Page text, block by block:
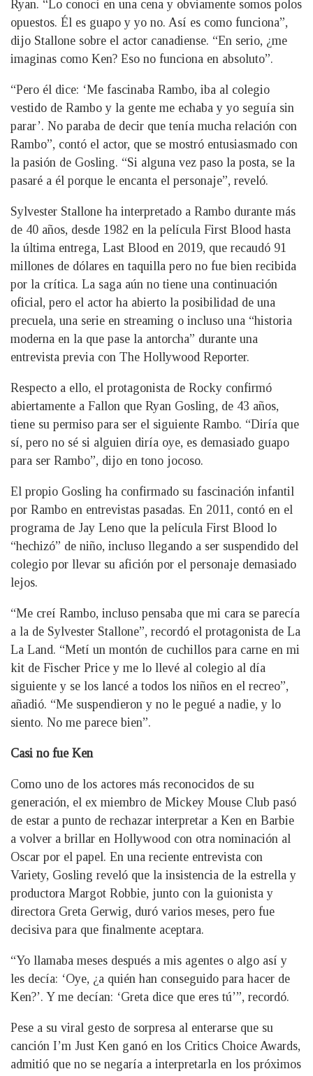
Ryan. “Lo conocí en una cena y obviamente somos polos
opuestos. Él es guapo y yo no. Así es como funciona”,
dijo Stallone sobre el actor canadiense. “En serio, ¿me
imaginas como Ken? Eso no funciona en absoluto”.
“Pero él dice: ‘Me fascinaba Rambo, iba al colegio
vestido de Rambo y la gente me echaba y yo seguía sin
parar’. No paraba de decir que tenía mucha relación con
Rambo”, contó el actor, que se mostró entusiasmado con
la pasión de Gosling. “Si alguna vez paso la posta, se la
pasaré a él porque le encanta el personaje”, reveló.
Sylvester Stallone ha interpretado a Rambo durante más
de 40 años, desde 1982 en la película First Blood hasta
la última entrega, Last Blood en 2019, que recaudó 91
millones de dólares en taquilla pero no fue bien recibida
por la crítica. La saga aún no tiene una continuación
oficial, pero el actor ha abierto la posibilidad de una
precuela, una serie en streaming o incluso una “historia
moderna en la que pase la antorcha” durante una
entrevista previa con The Hollywood Reporter.
Respecto a ello, el protagonista de Rocky confirmó
abiertamente a Fallon que Ryan Gosling, de 43 años,
tiene su permiso para ser el siguiente Rambo. “Diría que
sí, pero no sé si alguien diría oye, es demasiado guapo
para ser Rambo”, dijo en tono jocoso.
El propio Gosling ha confirmado su fascinación infantil
por Rambo en entrevistas pasadas. En 2011, contó en el
programa de Jay Leno que la película First Blood lo
“hechizó” de niño, incluso llegando a ser suspendido del
colegio por llevar su afición por el personaje demasiado
lejos.
“Me creí Rambo, incluso pensaba que mi cara se parecía
a la de Sylvester Stallone”, recordó el protagonista de La
La Land. “Metí un montón de cuchillos para carne en mi
kit de Fischer Price y me lo llevé al colegio al día
siguiente y se los lancé a todos los niños en el recreo”,
añadió. “Me suspendieron y no le pegué a nadie, y lo
siento. No me parece bien”.
Casi no fue Ken
Como uno de los actores más reconocidos de su
generación, el ex miembro de Mickey Mouse Club pasó
de estar a punto de rechazar interpretar a Ken en Barbie
a volver a brillar en Hollywood con otra nominación al
Oscar por el papel. En una reciente entrevista con
Variety, Gosling reveló que la insistencia de la estrella y
productora Margot Robbie, junto con la guionista y
directora Greta Gerwig, duró varios meses, pero fue
decisiva para que finalmente aceptara.
“Yo llamaba meses después a mis agentes o algo así y
les decía: ‘Oye, ¿a quién han conseguido para hacer de
Ken?’. Y me decían: ‘Greta dice que eres tú’”, recordó.
Pese a su viral gesto de sorpresa al enterarse que su
canción I’m Just Ken ganó en los Critics Choice Awards,
admitió que no se negaría a interpretarla en los próximos